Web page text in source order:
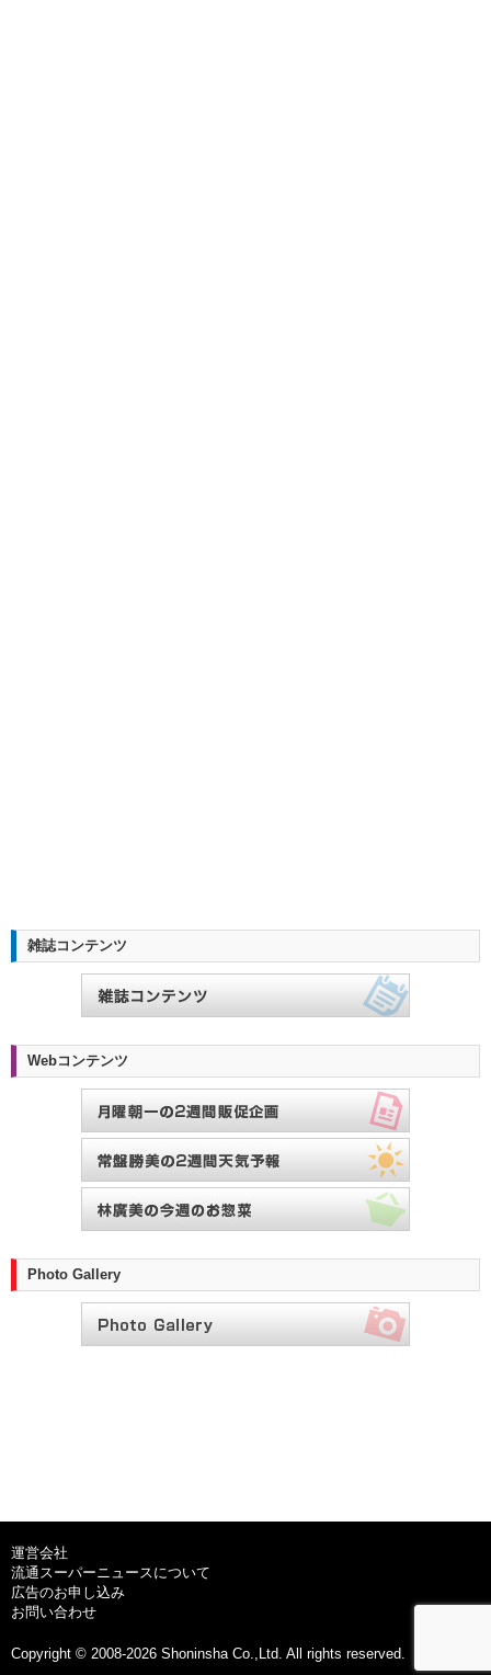
雑誌コンテンツ
Webコンテンツ
Photo Gallery
運営会社
流通スーパーニュースについて
広告のお申し込み
お問い合わせ
Copyright © 2008-2026 Shoninsha Co.,Ltd. All rights reserved.